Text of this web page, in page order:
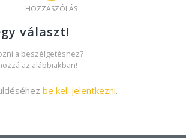
HOZZÁSZÓLÁS
választ!
a beszélgetéshez?
az alábbiakban!
be kell jelentkezni.